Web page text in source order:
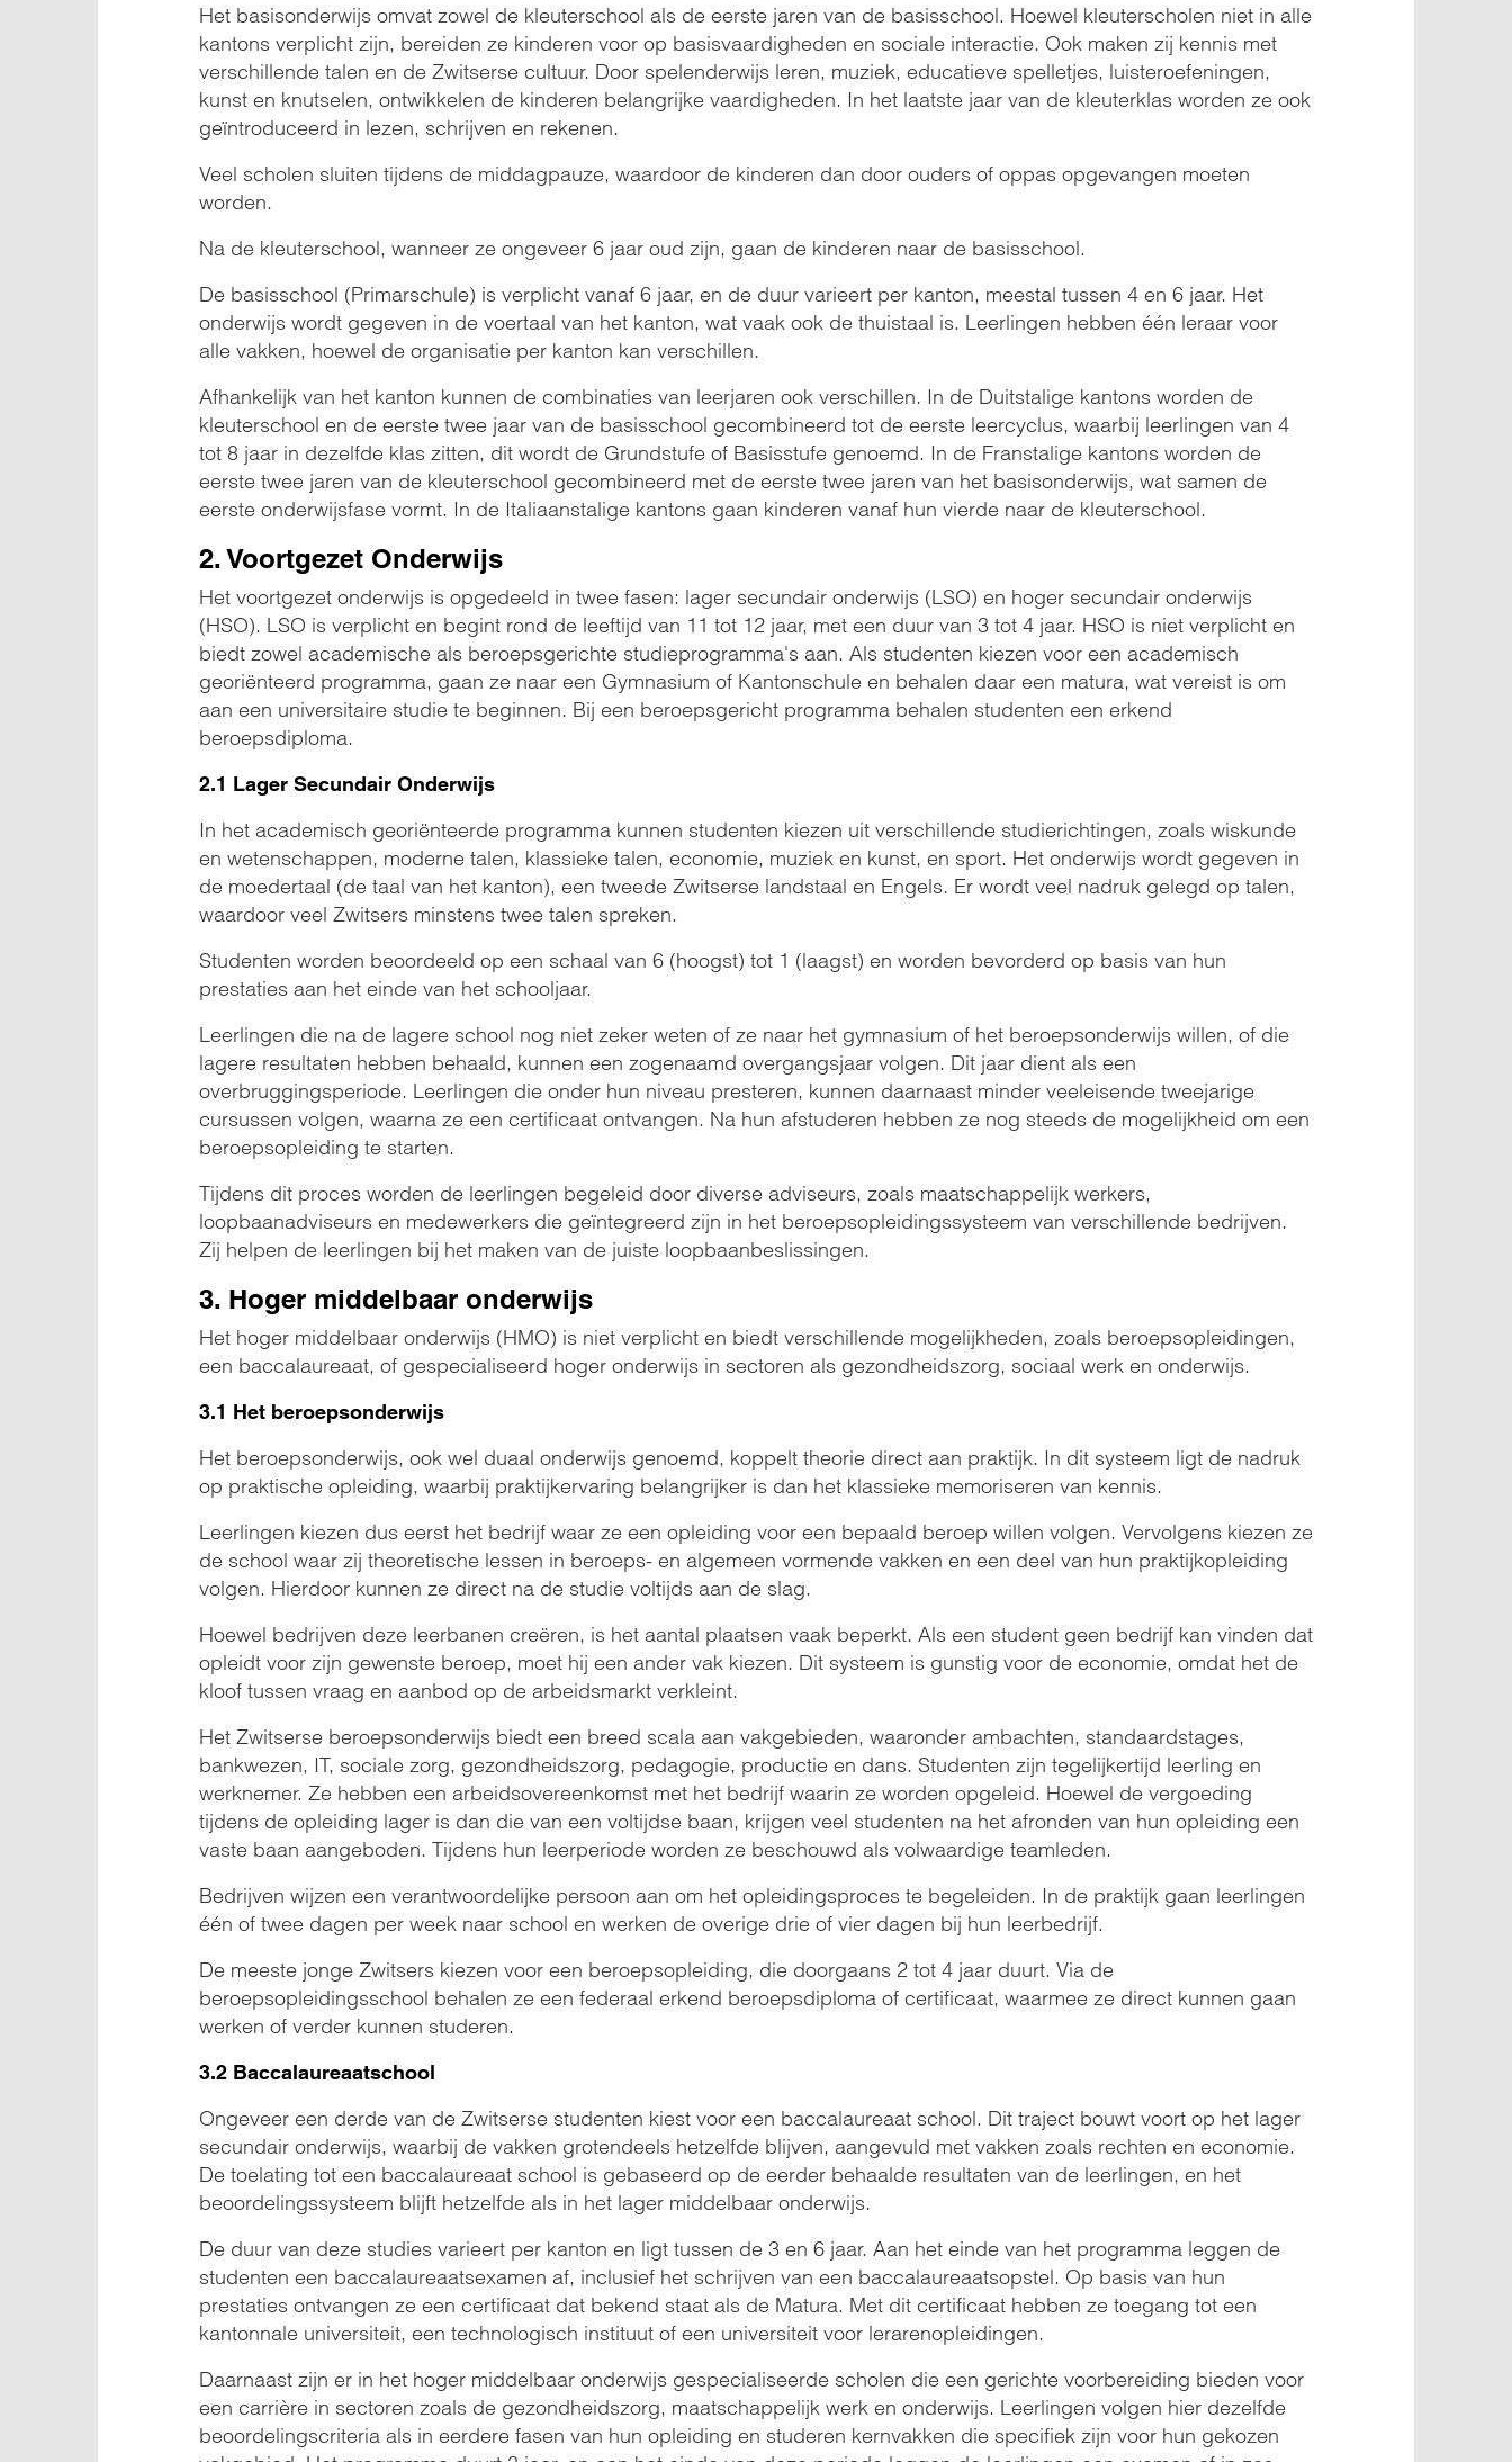
Het basisonderwijs omvat zowel de kleuterschool als de eerste jaren van de basisschool. Hoewel kleuterscholen niet in alle
kantons verplicht zijn, bereiden ze kinderen voor op basisvaardigheden en sociale interactie. Ook maken zij kennis met
verschillende talen en de Zwitserse cultuur. Door spelenderwijs leren, muziek, educatieve spelletjes, luisteroefeningen,
kunst en knutselen, ontwikkelen de kinderen belangrijke vaardigheden. In het laatste jaar van de kleuterklas worden ze ook
geïntroduceerd in lezen, schrijven en rekenen.
Veel scholen sluiten tijdens de middagpauze, waardoor de kinderen dan door ouders of oppas opgevangen moeten
worden.
Na de kleuterschool, wanneer ze ongeveer 6 jaar oud zijn, gaan de kinderen naar de basisschool.
De basisschool (Primarschule) is verplicht vanaf 6 jaar, en de duur varieert per kanton, meestal tussen 4 en 6 jaar. Het
onderwijs wordt gegeven in de voertaal van het kanton, wat vaak ook de thuistaal is. Leerlingen hebben één leraar voor
alle vakken, hoewel de organisatie per kanton kan verschillen.
Afhankelijk van het kanton kunnen de combinaties van leerjaren ook verschillen. In de Duitstalige kantons worden de
kleuterschool en de eerste twee jaar van de basisschool gecombineerd tot de eerste leercyclus, waarbij leerlingen van 4
tot 8 jaar in dezelfde klas zitten, dit wordt de Grundstufe of Basisstufe genoemd. In de Franstalige kantons worden de
eerste twee jaren van de kleuterschool gecombineerd met de eerste twee jaren van het basisonderwijs, wat samen de
eerste onderwijsfase vormt. In de Italiaanstalige kantons gaan kinderen vanaf hun vierde naar de kleuterschool.
2. Voortgezet Onderwijs
Het voortgezet onderwijs is opgedeeld in twee fasen: lager secundair onderwijs (LSO) en hoger secundair onderwijs
(HSO). LSO is verplicht en begint rond de leeftijd van 11 tot 12 jaar, met een duur van 3 tot 4 jaar. HSO is niet verplicht en
biedt zowel academische als beroepsgerichte studieprogramma's aan. Als studenten kiezen voor een academisch
georiënteerd programma, gaan ze naar een Gymnasium of Kantonschule en behalen daar een matura, wat vereist is om
aan een universitaire studie te beginnen. Bij een beroepsgericht programma behalen studenten een erkend
beroepsdiploma.
2.1 Lager Secundair Onderwijs
In het academisch georiënteerde programma kunnen studenten kiezen uit verschillende studierichtingen, zoals wiskunde
en wetenschappen, moderne talen, klassieke talen, economie, muziek en kunst, en sport. Het onderwijs wordt gegeven in
de moedertaal (de taal van het kanton), een tweede Zwitserse landstaal en Engels. Er wordt veel nadruk gelegd op talen,
waardoor veel Zwitsers minstens twee talen spreken.
Studenten worden beoordeeld op een schaal van 6 (hoogst) tot 1 (laagst) en worden bevorderd op basis van hun
prestaties aan het einde van het schooljaar.
Leerlingen die na de lagere school nog niet zeker weten of ze naar het gymnasium of het beroepsonderwijs willen, of die
lagere resultaten hebben behaald, kunnen een zogenaamd overgangsjaar volgen. Dit jaar dient als een
overbruggingsperiode. Leerlingen die onder hun niveau presteren, kunnen daarnaast minder veeleisende tweejarige
cursussen volgen, waarna ze een certificaat ontvangen. Na hun afstuderen hebben ze nog steeds de mogelijkheid om een
beroepsopleiding te starten.
Tijdens dit proces worden de leerlingen begeleid door diverse adviseurs, zoals maatschappelijk werkers,
loopbaanadviseurs en medewerkers die geïntegreerd zijn in het beroepsopleidingssysteem van verschillende bedrijven.
Zij helpen de leerlingen bij het maken van de juiste loopbaanbeslissingen.
3. Hoger middelbaar onderwijs
Het hoger middelbaar onderwijs (HMO) is niet verplicht en biedt verschillende mogelijkheden, zoals beroepsopleidingen,
een baccalaureaat, of gespecialiseerd hoger onderwijs in sectoren als gezondheidszorg, sociaal werk en onderwijs.
3.1 Het beroepsonderwijs
Het beroepsonderwijs, ook wel duaal onderwijs genoemd, koppelt theorie direct aan praktijk. In dit systeem ligt de nadruk
op praktische opleiding, waarbij praktijkervaring belangrijker is dan het klassieke memoriseren van kennis.
Leerlingen kiezen dus eerst het bedrijf waar ze een opleiding voor een bepaald beroep willen volgen. Vervolgens kiezen ze
de school waar zij theoretische lessen in beroeps- en algemeen vormende vakken en een deel van hun praktijkopleiding
volgen. Hierdoor kunnen ze direct na de studie voltijds aan de slag.
Hoewel bedrijven deze leerbanen creëren, is het aantal plaatsen vaak beperkt. Als een student geen bedrijf kan vinden dat
opleidt voor zijn gewenste beroep, moet hij een ander vak kiezen. Dit systeem is gunstig voor de economie, omdat het de
kloof tussen vraag en aanbod op de arbeidsmarkt verkleint.
Het Zwitserse beroepsonderwijs biedt een breed scala aan vakgebieden, waaronder ambachten, standaardstages,
bankwezen, IT, sociale zorg, gezondheidszorg, pedagogie, productie en dans. Studenten zijn tegelijkertijd leerling en
werknemer. Ze hebben een arbeidsovereenkomst met het bedrijf waarin ze worden opgeleid. Hoewel de vergoeding
tijdens de opleiding lager is dan die van een voltijdse baan, krijgen veel studenten na het afronden van hun opleiding een
vaste baan aangeboden. Tijdens hun leerperiode worden ze beschouwd als volwaardige teamleden.
Bedrijven wijzen een verantwoordelijke persoon aan om het opleidingsproces te begeleiden. In de praktijk gaan leerlingen
één of twee dagen per week naar school en werken de overige drie of vier dagen bij hun leerbedrijf.
De meeste jonge Zwitsers kiezen voor een beroepsopleiding, die doorgaans 2 tot 4 jaar duurt. Via de
beroepsopleidingsschool behalen ze een federaal erkend beroepsdiploma of certificaat, waarmee ze direct kunnen gaan
werken of verder kunnen studeren.
3.2 Baccalaureaatschool
Ongeveer een derde van de Zwitserse studenten kiest voor een baccalaureaat school. Dit traject bouwt voort op het lager
secundair onderwijs, waarbij de vakken grotendeels hetzelfde blijven, aangevuld met vakken zoals rechten en economie.
De toelating tot een baccalaureaat school is gebaseerd op de eerder behaalde resultaten van de leerlingen, en het
beoordelingssysteem blijft hetzelfde als in het lager middelbaar onderwijs.
De duur van deze studies varieert per kanton en ligt tussen de 3 en 6 jaar. Aan het einde van het programma leggen de
studenten een baccalaureaatsexamen af, inclusief het schrijven van een baccalaureaatsopstel. Op basis van hun
prestaties ontvangen ze een certificaat dat bekend staat als de Matura. Met dit certificaat hebben ze toegang tot een
kantonnale universiteit, een technologisch instituut of een universiteit voor lerarenopleidingen.
Daarnaast zijn er in het hoger middelbaar onderwijs gespecialiseerde scholen die een gerichte voorbereiding bieden voor
een carrière in sectoren zoals de gezondheidszorg, maatschappelijk werk en onderwijs. Leerlingen volgen hier dezelfde
beoordelingscriteria als in eerdere fasen van hun opleiding en studeren kernvakken die specifiek zijn voor hun gekozen